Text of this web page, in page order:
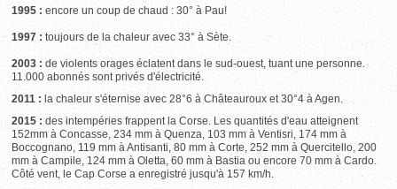
1995 : encore un coup de chaud : 30° à Pau!
1997 : toujours de la chaleur avec 33° à Sète.
2003 : de violents orages éclatent dans le sud-ouest, tuant une personne.
11.000 abonnés sont privés d'électricité.
2011 : la chaleur s'éternise avec 28°6 à Châteauroux et 30°4 à Agen.
2015 : des intempéries frappent la Corse. Les quantités d'eau atteignent
152mm à Concasse, 234 mm à Quenza, 103 mm à Ventisri, 174 mm à
Boccognano, 119 mm à Antisanti, 80 mm à Corte, 252 mm à Quercitello, 200
mm à Campile, 124 mm à Oletta, 60 mm à Bastia ou encore 70 mm à Cardo.
Côté vent, le Cap Corse a enregistré jusqu'à 157 km/h.